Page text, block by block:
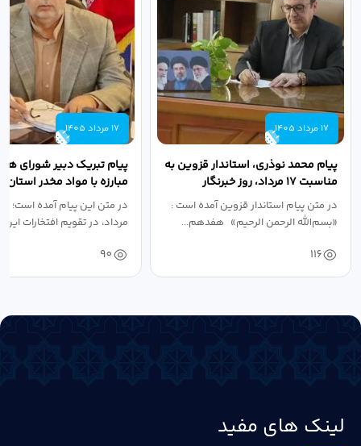
17 مرداد 1405
پیام محمد نوذری، استاندار قزوین به
مناسبت ۱۷ مرداد، روز خبرنگار
در متن پیام استاندار قزوین آمده است :
«بسم‌الله الرحمن الرحیم» هفدهم...
116
17 مرداد 1405
پیام تبریک دبیر شورای
مبارزه با مواد مخدر استان
مناسبت روز خبرنگار...
در متن این پیام آمده
مرداد، در تقویم افتخارات
90
لینک های مفید